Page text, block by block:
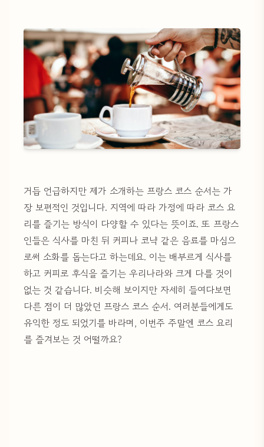
거듭 언급하지만 제가 소개하는 프랑스 코스 순서는 가
장 보편적인 것입니다. 지역에 따라 가정에 따라 코스 요
리를 즐기는 방식이 다양할 수 있다는 뜻이죠. 또 프랑스
인들은 식사를 마친 뒤 커피나 코냑 같은 음료를 마심으
로써 소화를 돕는다고 하는데요. 이는 배부르게 식사를
하고 커피로 후식을 즐기는 우리나라와 크게 다를 것이
없는 것 같습니다. 비슷해 보이지만 자세히 들여다보면
다른 점이 더 많았던 프랑스 코스 순서. 여러분들에게도
유익한 정도 되었기를 바라며, 이번주 주말엔 코스 요리
를 즐겨보는 것 어떨까요?